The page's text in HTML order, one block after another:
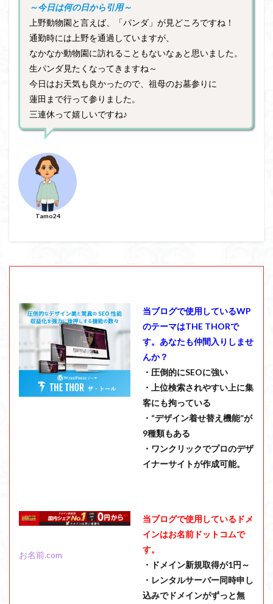
～今日は何の日から引用～
上野動物園と言えば、「パンダ」が見どころですね！
通勤時には上野を通過していますが、
なかなか動物園に訪れることもないなぁと思いました。
生パンダ見たくなってきますね～
今日はお天気も良かったので、祖母のお墓参りに
蓮田まで行って参りました。
三連休って嬉しいですね♪
Tamo24
当ブログで使用しているWP
のテーマはTHE THORで
す。あなたも仲間入りしませ
んか？
・圧倒的にSEOに強い
・上位検索されやすい上に集
客にも拘っている
・“デザイン着せ替え機能”が
9種類もある
・ワンクリックでプロのデザ
イナーサイトが作成可能。
お名前.com
当ブログで使用しているドメ
インはお名前ドットコムで
す。
・ドメイン新規取得が1円～
・レンタルサーバー同時申し
込みでドメインがずっと無